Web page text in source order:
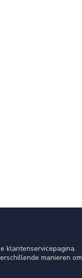
klantenservicepagina.
manieren om